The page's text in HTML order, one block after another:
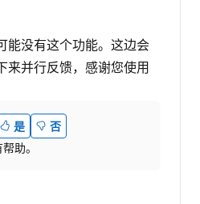
能没有这个功能。这边会
来并行反馈，感谢您使用
是
否
助。